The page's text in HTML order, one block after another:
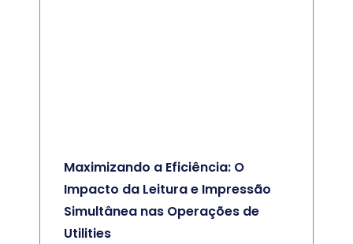
Maximizando a Eficiência: O
Impacto da Leitura e Impressão
Simultânea nas Operações de
Utilities